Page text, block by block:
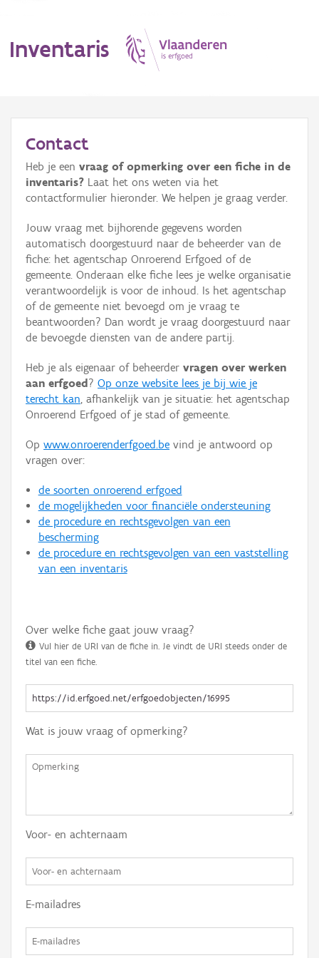
Inventaris
Erfgoedobject
Aanduidingsobject
Waarneming
Thema
Gebeurtenis
Persoon of collectief
Hergebruik
Aanmelden
Contact
Heb je een vraag of opmerking over een fiche in de
inventaris? Laat het ons weten via het
contactformulier hieronder. We helpen je graag verder.
Jouw vraag met bijhorende gegevens worden
automatisch doorgestuurd naar de beheerder van de
fiche: het agentschap Onroerend Erfgoed of de
gemeente. Onderaan elke fiche lees je welke organisatie
verantwoordelijk is voor de inhoud. Is het agentschap
of de gemeente niet bevoegd om je vraag te
beantwoorden? Dan wordt je vraag doorgestuurd naar
de bevoegde diensten van de andere partij.
Heb je als eigenaar of beheerder vragen over werken
aan erfgoed ? Op onze website lees je bij wie je
terecht kan, afhankelijk van je situatie: het agentschap
Onroerend Erfgoed of je stad of gemeente.
Op www.onroerenderfgoed.be vind je antwoord op
vragen over:
de soorten onroerend erfgoed
de mogelijkheden voor financiële ondersteuning
de procedure en rechtsgevolgen van een
bescherming
de procedure en rechtsgevolgen van een vaststelling
van een inventaris
Over welke fiche gaat jouw vraag?
Vul hier de URI van de fiche in. Je vindt de URI steeds onder de
titel van een fiche.
Wat is jouw vraag of opmerking?
Voor- en achternaam
E-mailadres